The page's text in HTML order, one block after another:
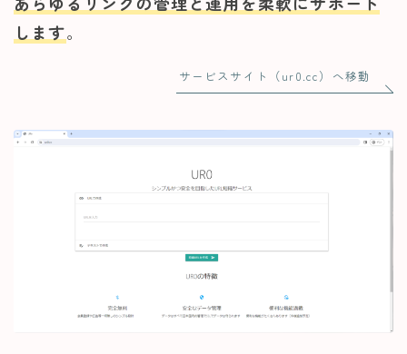
します。
サービスサイト（ur0.cc）へ移動